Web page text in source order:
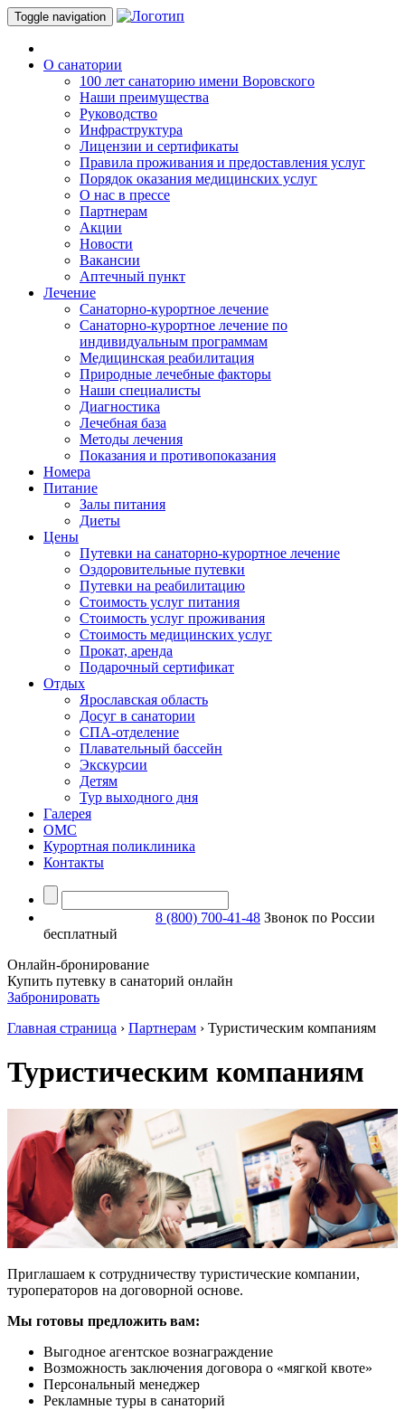
Toggle navigation
О санатории
100 лет санаторию имени Воровского
Наши преимущества
Руководство
Инфраструктура
Лицензии и сертификаты
Правила проживания и предоставления услуг
Порядок оказания медицинских услуг
О нас в прессе
Партнерам
Акции
Новости
Вакансии
Аптечный пункт
Лечение
Санаторно-курортное лечение
Санаторно-курортное лечение по
индивидуальным программам
Медицинская реабилитация
Природные лечебные факторы
Наши специалисты
Диагностика
Лечебная база
Методы лечения
Показания и противопоказания
Номера
Питание
Залы питания
Диеты
Цены
Путевки на санаторно-курортное лечение
Оздоровительные путевки
Путевки на реабилитацию
Стоимость услуг питания
Стоимость услуг проживания
Стоимость медицинских услуг
Прокат, аренда
Подарочный сертификат
Отдых
Ярославская область
Досуг в санатории
СПА-отделение
Плавательный бассейн
Экскурсии
Детям
Тур выходного дня
Галерея
ОМС
Курортная поликлиника
Контакты
8 (800) 700-41-48 Звонок по России
бесплатный
Онлайн-бронирование
Купить путевку в санаторий онлайн
Забронировать
Главная страница › Партнерам › Туристическим компаниям
Туристическим компаниям
Приглашаем к сотрудничеству туристические компании,
туроператоров на договорной основе.
Мы готовы предложить вам:
Выгодное агентское вознаграждение
Возможность заключения договора о «мягкой квоте»
Персональный менеджер
Рекламные туры в санаторий